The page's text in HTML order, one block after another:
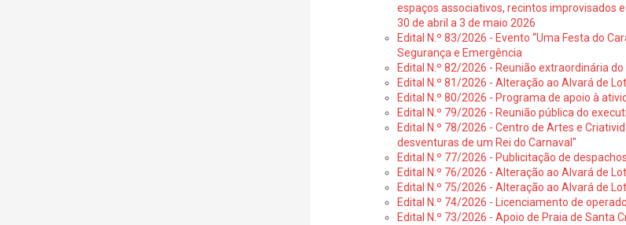
espaços associativos, recintos improvisados
30 de abril a 3 de maio 2026
Edital N.º 83/2026 - Evento “Uma Festa do
Segurança e Emergência
Edital N.º 82/2026 - Reunião extraordinária
Edital N.º 81/2026 - Alteração ao Alvará de
Edital N.º 80/2026 - Programa de apoio à
Edital N.º 79/2026 - Reunião pública do
Edital N.º 78/2026 - Centro de Artes e
desventuras de um Rei do Carnaval"
Edital N.º 77/2026 - Publicitação de
Edital N.º 76/2026 - Alteração ao Alvará de
Edital N.º 75/2026 - Alteração ao Alvará de
Edital N.º 74/2026 - Licenciamento de
Edital N.º 73/2026 - Apoio de Praia de Santa